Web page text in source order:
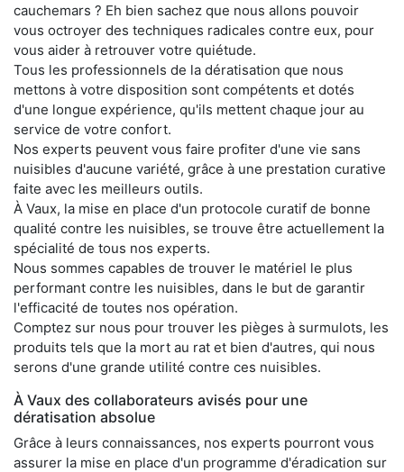
cauchemars ? Eh bien sachez que nous allons pouvoir
vous octroyer des techniques radicales contre eux, pour
vous aider à retrouver votre quiétude.
Tous les professionnels de la dératisation que nous
mettons à votre disposition sont compétents et dotés
d'une longue expérience, qu'ils mettent chaque jour au
service de votre confort.
Nos experts peuvent vous faire profiter d'une vie sans
nuisibles d'aucune variété, grâce à une prestation curative
faite avec les meilleurs outils.
À Vaux, la mise en place d'un protocole curatif de bonne
qualité contre les nuisibles, se trouve être actuellement la
spécialité de tous nos experts.
Nous sommes capables de trouver le matériel le plus
performant contre les nuisibles, dans le but de garantir
l'efficacité de toutes nos opération.
Comptez sur nous pour trouver les pièges à surmulots, les
produits tels que la mort au rat et bien d'autres, qui nous
serons d'une grande utilité contre ces nuisibles.
À Vaux des collaborateurs avisés pour une
dératisation absolue
Grâce à leurs connaissances, nos experts pourront vous
assurer la mise en place d'un programme d'éradication sur